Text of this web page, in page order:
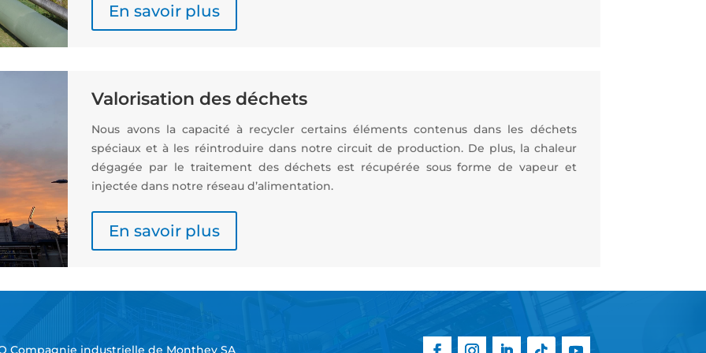
En savoir plus
Valorisation des déchets
Nous avons la capacité à recycler certains éléments contenus dans les déchets
spéciaux et à les réintroduire dans notre circuit de production. De plus, la chaleur
dégagée par le traitement des déchets est récupérée sous forme de vapeur et
injectée dans notre réseau d’alimentation.
En savoir plus
Compagnie industrielle de Monthey SA